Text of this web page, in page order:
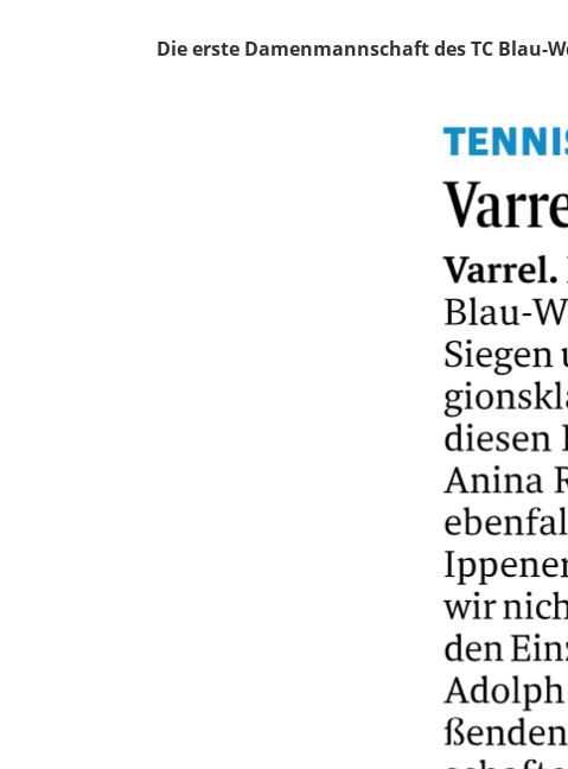
Die erste Damenmannschaft des TC Blau-